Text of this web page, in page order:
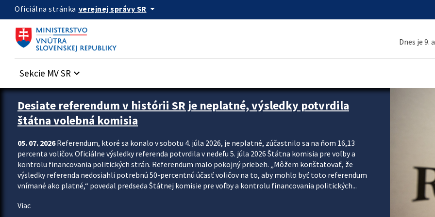
Preskocit na hlavný obsah
Oficiálna stránka verejnej správy SR arrow_drop_down
Dnes je 9.
Sekcie MV SR keyboard_arrow_down
Zastavit automatický posun upútavok
Desiate referendum v histórii SR je neplatné, výsledky potvrdila
štátna volebná komisia
05. 07. 2026Referendum, ktoré sa konalo v sobotu 4. júla 2026, je neplatné, zúčastnilo sa na ňom 16,13
percenta voličov. Oficiálne výsledky referenda potvrdila v nedeľu 5. júla 2026 Štátna komisia pre voľby a
kontrolu financovania politických strán. Referendum malo pokojný priebeh. „Môžem konštatovať, že
výsledky referenda nedosiahli potrebnú 50-percentnú účasť voličov na to, aby mohlo byť toto referendum
vnímané ako platné,“ povedal predseda Štátnej komisie pre voľby a kontrolu financovania politických...
Viac